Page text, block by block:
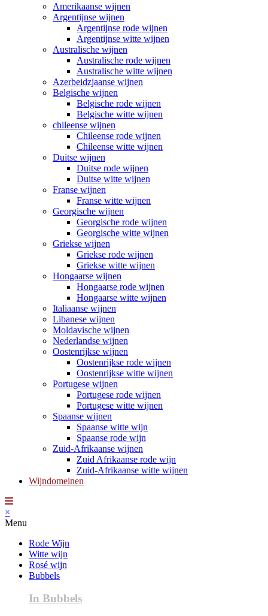
Amerikaanse wijnen
Argentijnse wijnen
Argentijnse rode wijnen
Argentijnse witte wijnen
Australische wijnen
Australische rode wijnen
Australische witte wijnen
Azerbeidzjaanse wijnen
Belgische wijnen
Belgische rode wijnen
Belgische witte wijnen
chileense wijnen
Chileense rode wijnen
Chileense witte wijnen
Duitse wijnen
Duitse rode wijnen
Duitse witte wijnen
Franse wijnen
Franse witte wijnen
Georgische wijnen
Georgische rode wijnen
Georgische witte wijnen
Griekse wijnen
Griekse rode wijnen
Griekse witte wijnen
Hongaarse wijnen
Hongaarse rode wijnen
Hongaarse witte wijnen
Italiaanse wijnen
Libanese wijnen
Moldavische wijnen
Nederlandse wijnen
Oostenrijkse wijnen
Oostenrijkse rode wijnen
Oostenrijkse witte wijnen
Portugese wijnen
Portugese rode wijnen
Portugese witte wijnen
Spaanse wijnen
Spaanse witte wijn
Spaanse rode wijn
Zuid-Afrikaanse wijnen
Zuid Afrikaanse rode wijn
Zuid-Afrikaanse witte wijnen
Wijndomeinen
×
Menu
Rode Wijn
Witte wijn
Rosé wijn
Bubbels
In Bubbels